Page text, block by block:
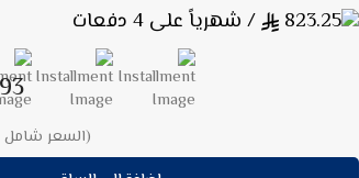
823.25
/ شهرياً على 4 دفعات
(السعر شامل